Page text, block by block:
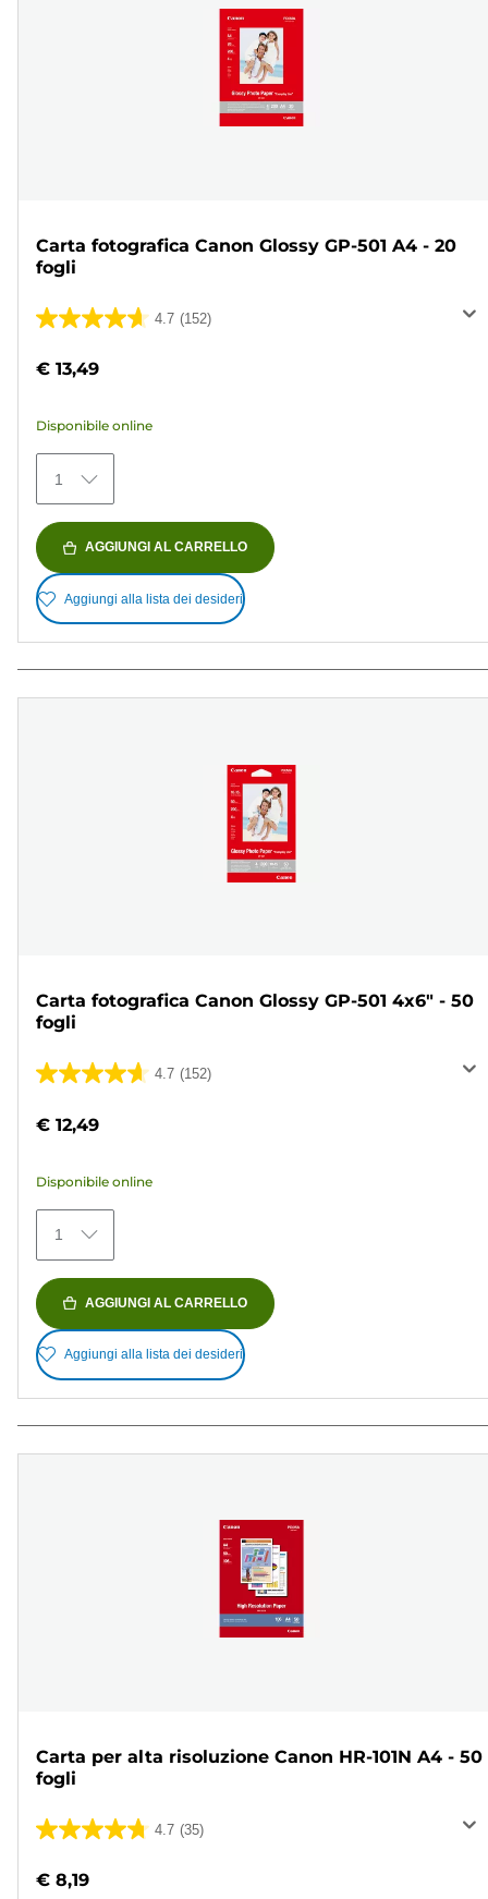
Carta fotografica Canon Glossy GP-501 A4 - 20
fogli
4.7 (152)
4.7
5
152
recensioni
€ 13,49
Disponibile online
1
AGGIUNGI AL CARRELLO
Aggiungi alla lista dei desideri
Carta fotografica Canon Glossy GP-501 4x6" - 50
fogli
4.7 (152)
4.7
5
152
recensioni
€ 12,49
Disponibile online
1
AGGIUNGI AL CARRELLO
Aggiungi alla lista dei desideri
Carta per alta risoluzione Canon HR-101N A4 - 50
fogli
4.7 (35)
4.7
5
€ 8,19